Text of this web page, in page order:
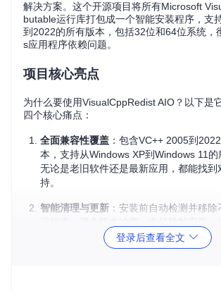
解决方案。这个开源项目将所有Microsoft
butable运行库打包成一个智能安装程序，支
到2022的所有版本，包括32位和64位系统，
s应用程序依赖问题。
项目核心亮点
为什么要使用VisualCppRedist AIO？以下是
四个核心痛点：
全面兼容性覆盖 ：包含VC++ 2005到
本，支持从Windows XP到Windows 11的
无论是老旧软件还是最新应用，都能找到
持。
智能清理与更新 ：安装前自动检测并移
模式，让系统运行库始终保持最佳状态。
登录后查看全文